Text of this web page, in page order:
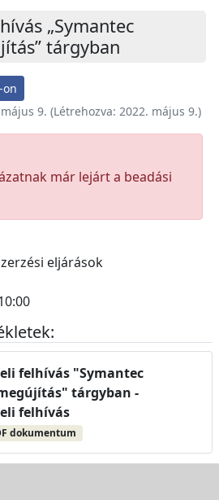
„Symantec
tárgyban
on
9. (Létrehozva: 2022. május 9.)
már lejárt a beadási
eljárások
felhívás "Symantec
tárgyban -
felhívás
dokumentum